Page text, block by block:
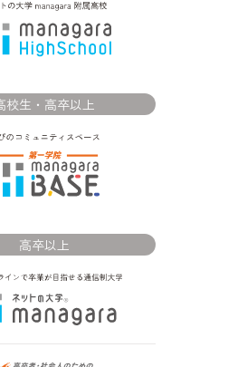
校生・高卒以上
高卒以上